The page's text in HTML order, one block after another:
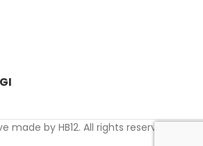
made by HB12. All rights reserved.